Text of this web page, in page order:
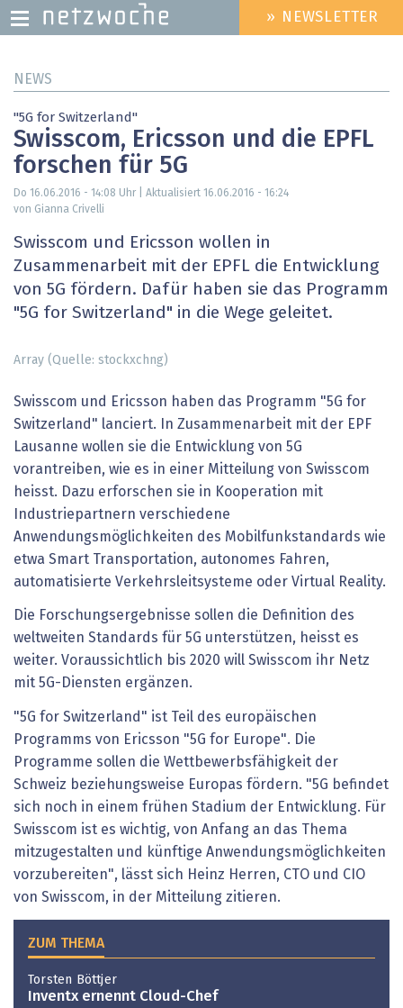
zum
HEADER
MENU
» NEWSLETTER
NEWS
"5G for Switzerland"
Swisscom, Ericsson und die EPFL
forschen für 5G
Do 16.06.2016 - 14:08 Uhr | Aktualisiert 16.06.2016 - 16:24
von Gianna Crivelli
Swisscom und Ericsson wollen in
Zusammenarbeit mit der EPFL die Entwicklung
von 5G fördern. Dafür haben sie das Programm
"5G for Switzerland" in die Wege geleitet.
Array (Quelle: stockxchng)
Swisscom und Ericsson haben das Programm "5G for
Switzerland" lanciert. In Zusammenarbeit mit der EPF
Lausanne wollen sie die Entwicklung von 5G
vorantreiben, wie es in einer Mitteilung von Swisscom
heisst. Dazu erforschen sie in Kooperation mit
Industriepartnern verschiedene
Anwendungsmöglichkeiten des Mobilfunkstandards wie
etwa Smart Transportation, autonomes Fahren,
automatisierte Verkehrsleitsysteme oder Virtual Reality.
Die Forschungsergebnisse sollen die Definition des
weltweiten Standards für 5G unterstützen, heisst es
weiter. Voraussichtlich bis 2020 will Swisscom ihr Netz
mit 5G-Diensten ergänzen.
"5G for Switzerland" ist Teil des europäischen
Programms von Ericsson "5G for Europe". Die
Programme sollen die Wettbewerbsfähigkeit der
Schweiz beziehungsweise Europas fördern. "5G befindet
sich noch in einem frühen Stadium der Entwicklung. Für
Swisscom ist es wichtig, von Anfang an das Thema
mitzugestalten und künftige Anwendungsmöglichkeiten
vorzubereiten", lässt sich Heinz Herren, CTO und CIO
von Swisscom, in der Mitteilung zitieren.
ZUM THEMA
Torsten Böttjer
Inventx ernennt Cloud-Chef